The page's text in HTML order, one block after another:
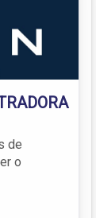
de
o